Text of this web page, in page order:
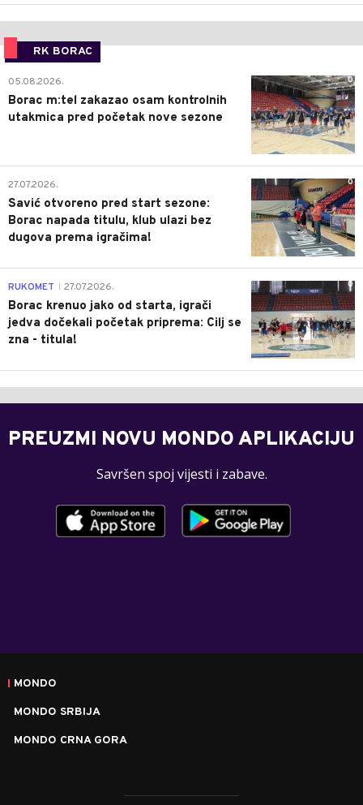
RK BORAC
0
05.08.2026.
Borac m:tel zakazao osam kontrolnih
utakmica pred početak nove sezone
0
27.07.2026.
Savić otvoreno pred start sezone:
Borac napada titulu, klub ulazi bez
dugova prema igračima!
0
RUKOMET 27.07.2026.
Borac krenuo jako od starta, igrači
jedva dočekali početak priprema: Cilj se
zna - titula!
PREUZMI NOVU MONDO APLIKACIJU
Savršen spoj vijesti i zabave.
MONDO
MONDO SRBIJA
MONDO CRNA GORA